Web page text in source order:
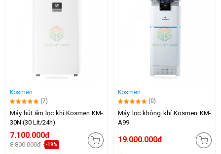
Kosmen
(7)
Máy hút ẩm lọc khí Kosmen KM-
30N (30 Lít/24h)
7.100.000đ
8.800.000đ -19%
Kosmen
(0)
Máy lọc không khí Kosmen KM-
A99
19.000.000đ